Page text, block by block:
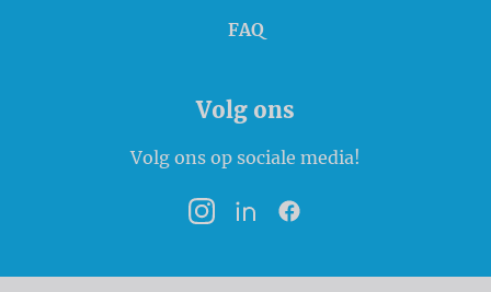
FAQ
Volg ons
Volg ons op sociale media!
InstagramLinkedInFacebook